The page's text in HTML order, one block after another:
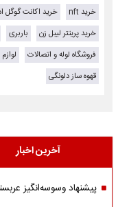
خرید nft
خرید اکانت گوگل
خرید پرینتر لیبل زن
باربری
فروشگاه لوله و اتصالات
قهوه ساز دلونگی
آخرین اخبار
پیشنهاد وسوسه‌انگیز